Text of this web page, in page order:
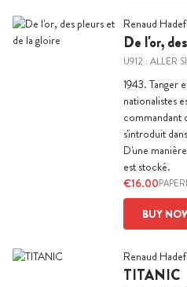
Renaud Hadef
De l'or,
U912 : ALLER
1943. Tanger
nationalistes
commandant
s'introduit
D'une
est stocké.
€16.00
BUY
Renaud Hadef
TITANIC